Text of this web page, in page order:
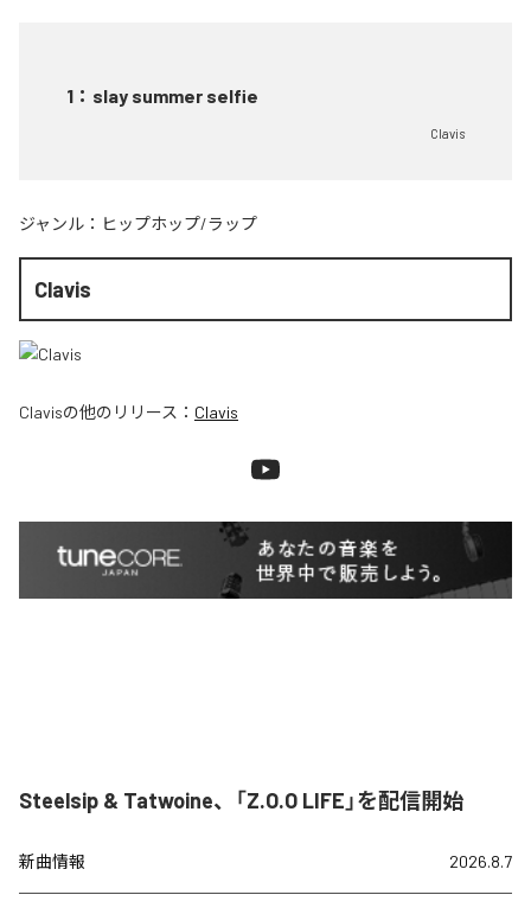
1 ： slay summer selfie
Clavis
ジャンル： ヒップホップ/ラップ
Clavis
Clavisの他のリリース： Clavis
Steelsip & Tatwoine、「Z.O.O LIFE」を配信開始
新曲情報 2026.8.7